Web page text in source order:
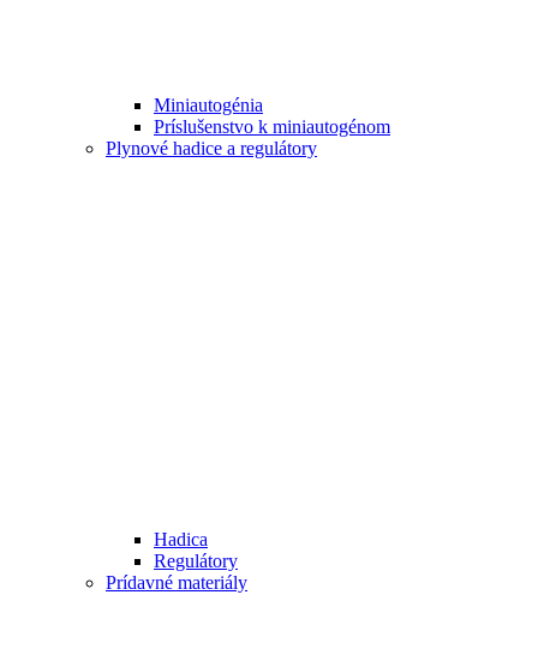
Miniautogénia
Príslušenstvo k miniautogénom
Plynové hadice a regulátory
Hadica
Regulátory
Prídavné materiály